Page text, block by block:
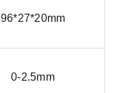
96*27*20mm
0-2.5mm